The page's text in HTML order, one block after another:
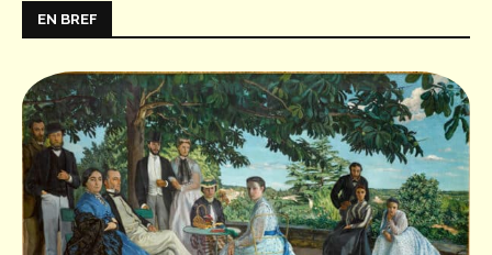
EN BREF